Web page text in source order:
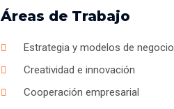
Áreas de Trabajo
Estrategia y modelos de negocio
Creatividad e innovación
Cooperación empresarial